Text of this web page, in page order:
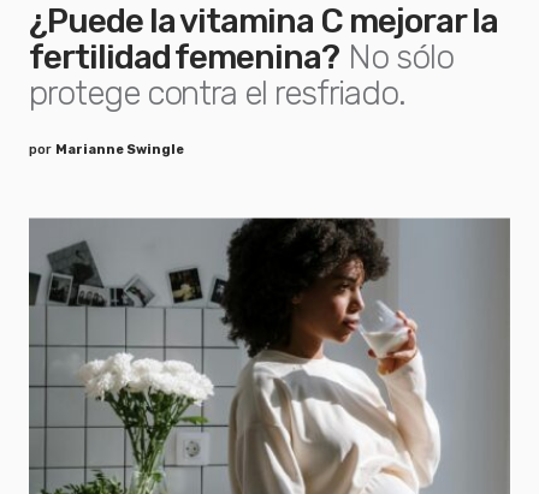
¿Puede la vitamina C mejorar la
fertilidad femenina? No sólo
protege contra el resfriado.
por Marianne Swingle